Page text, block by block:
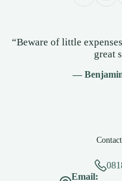
“Beware of little
great
—
Email: